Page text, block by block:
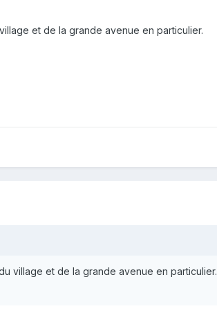
et de la grande avenue en particulier.
village et de la grande avenue en particulier.